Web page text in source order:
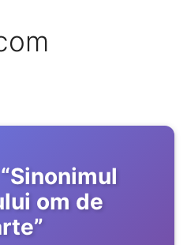
“Sinonimul
om de
”